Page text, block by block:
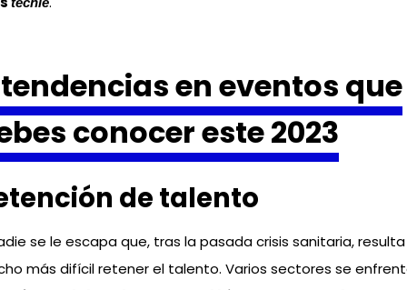
en eventos que
conocer este 2023
de talento
se le escapa que, tras la pasada crisis sanitaria, resulta
más difícil retener el talento. Varios sectores se